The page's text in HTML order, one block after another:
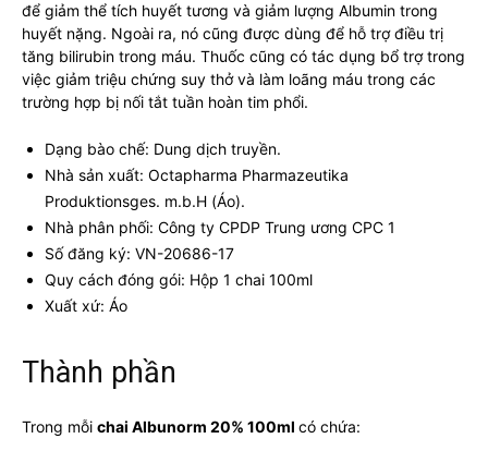
để giảm thể tích huyết tương và giảm lượng Albumin trong
huyết nặng. Ngoài ra, nó cũng được dùng để hỗ trợ điều trị
tăng bilirubin trong máu. Thuốc cũng có tác dụng bổ trợ trong
việc giảm triệu chứng suy thở và làm loãng máu trong các
trường hợp bị nối tắt tuần hoàn tim phổi.
Dạng bào chế: Dung dịch truyền.
Nhà sản xuất: Octapharma Pharmazeutika
Produktionsges. m.b.H (Áo).
Nhà phân phối: Công ty CPDP Trung ương CPC 1
Số đăng ký: VN-20686-17
Quy cách đóng gói: Hộp 1 chai 100ml
Xuất xứ: Áo
Thành phần
Trong mỗi chai Albunorm 20% 100ml có chứa: